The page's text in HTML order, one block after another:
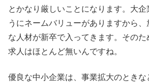
とかなり厳しいことになります。大企
うにネームバリューがありますから
な人材が新卒で入ってきます。その
求人はほとんど無いんですね。
優良な中小企業は、事業拡大のときな